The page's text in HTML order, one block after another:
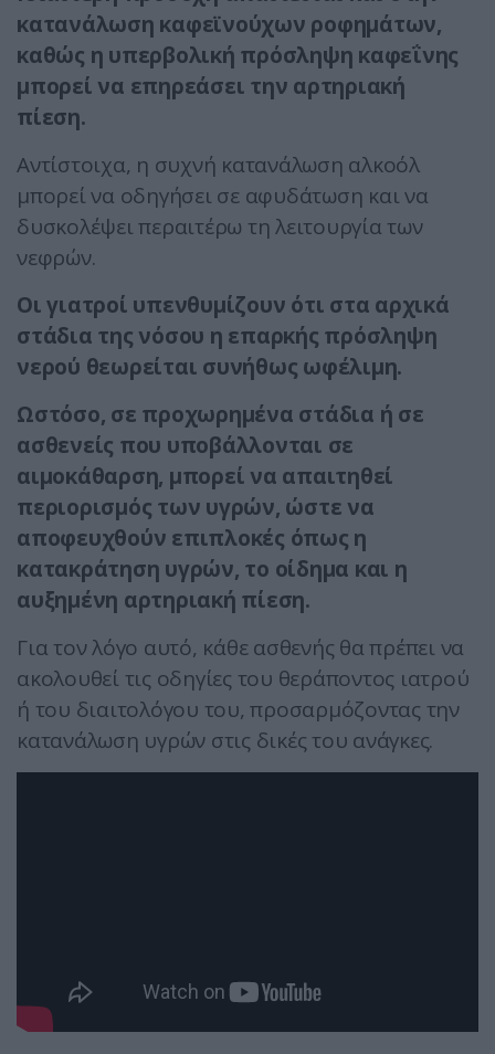
κατανάλωση καφεϊνούχων ροφημάτων,
καθώς η υπερβολική πρόσληψη καφεΐνης
μπορεί να επηρεάσει την αρτηριακή
πίεση.
Αντίστοιχα, η συχνή κατανάλωση αλκοόλ
μπορεί να οδηγήσει σε αφυδάτωση και να
δυσκολέψει περαιτέρω τη λειτουργία των
νεφρών.
Οι γιατροί υπενθυμίζουν ότι στα αρχικά
στάδια της νόσου η επαρκής πρόσληψη
νερού θεωρείται συνήθως ωφέλιμη.
Ωστόσο, σε προχωρημένα στάδια ή σε
ασθενείς που υποβάλλονται σε
αιμοκάθαρση, μπορεί να απαιτηθεί
περιορισμός των υγρών, ώστε να
αποφευχθούν επιπλοκές όπως η
κατακράτηση υγρών, το οίδημα και η
αυξημένη αρτηριακή πίεση.
Για τον λόγο αυτό, κάθε ασθενής θα πρέπει να
ακολουθεί τις οδηγίες του θεράποντος ιατρού
ή του διαιτολόγου του, προσαρμόζοντας την
κατανάλωση υγρών στις δικές του ανάγκες.